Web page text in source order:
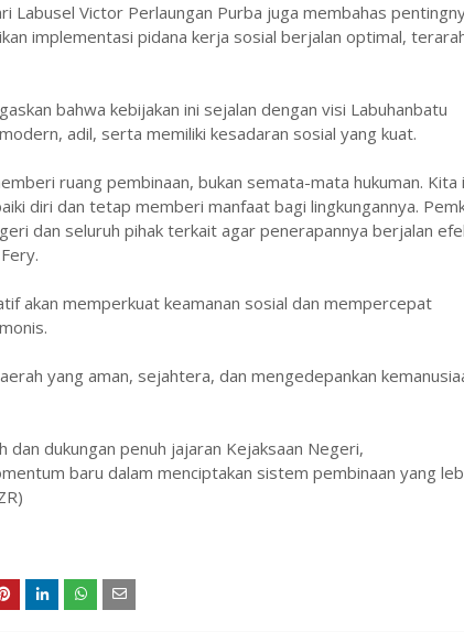
Labusel Victor Perlaungan Purba juga membahas
implementasi pidana kerja sosial berjalan optimal,
bahwa kebijakan ini sejalan dengan visi Labuhanbatu
adil, serta memiliki kesadaran sosial yang kuat.
ruang pembinaan, bukan semata-mata hukuman. Kita
diri dan tetap memberi manfaat bagi lingkungannya.
dan seluruh pihak terkait agar penerapannya berjalan
akan memperkuat keamanan sosial dan mempercepat
yang aman, sejahtera, dan mengedepankan
dukungan penuh jajaran Kejaksaan Negeri,
baru dalam menciptakan sistem pembinaan yang